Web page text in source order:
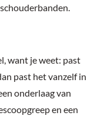
want je weet: past
past het vanzelf in
onderlaag van
en een